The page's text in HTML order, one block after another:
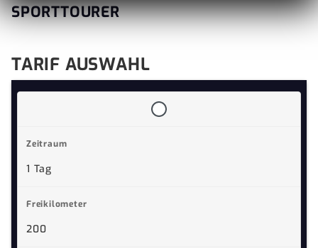
SPORTTOURER
TARIF AUSWAHL
1 Tag
200